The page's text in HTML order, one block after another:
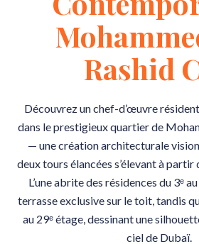
Rashid
Découvrez un chef-d’œuvre
dans le prestigieux quartier de
— une création architecturale
deux tours élancées s’élevant à partir
L’une abrite des résidences du 3ᵉ
terrasse exclusive sur le toit, tandis
au 29ᵉ étage, dessinant une
ciel de Dubaï.